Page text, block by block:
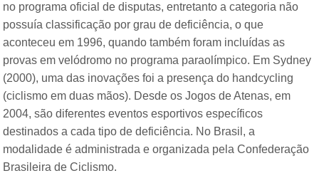
no programa oficial de disputas, entretanto a categoria não
possuía classificação por grau de deficiência, o que
aconteceu em 1996, quando também foram incluídas as
provas em velódromo no programa paraolímpico. Em Sydney
(2000), uma das inovações foi a presença do handcycling
(ciclismo em duas mãos). Desde os Jogos de Atenas, em
2004, são diferentes eventos esportivos específicos
destinados a cada tipo de deficiência. No Brasil, a
modalidade é administrada e organizada pela Confederação
Brasileira de Ciclismo.